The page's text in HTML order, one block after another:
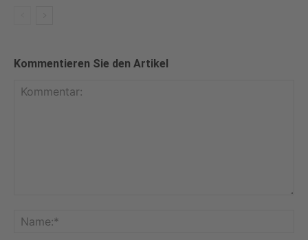
Kommentieren Sie den Artikel